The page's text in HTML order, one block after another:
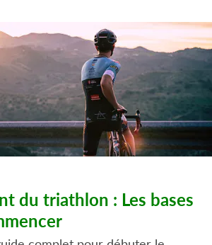
du triathlon : Les bases